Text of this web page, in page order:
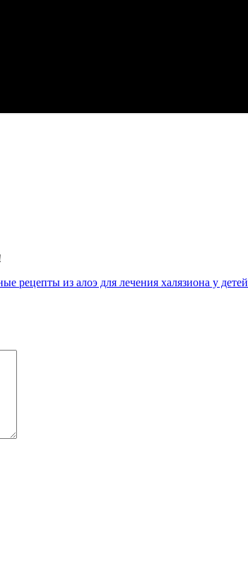
рецепты из алоэ для лечения халязиона у детей